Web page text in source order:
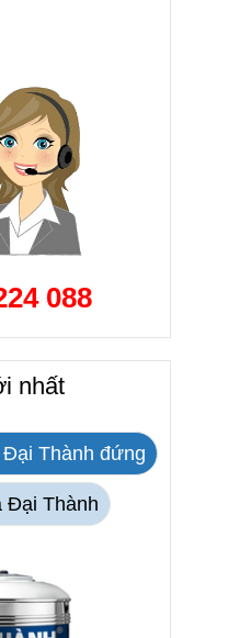
088
nhất
Thành đứng
Đại Thành